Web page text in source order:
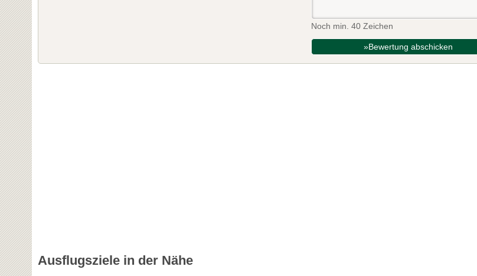
Noch min. 40 Zeichen
»Bewertung abschicken
Ausflugsziele in der Nähe